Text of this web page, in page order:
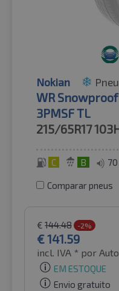
Nokian
WR Snowproof
3PMSF TL
215/65R17
C B
Comparar pneus
€ 144.48 -2%
€141.59
incl. IVA * por
EM ESTOQUE
Envio gratuito